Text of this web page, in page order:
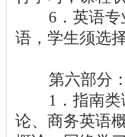
6．英语专业
语，学生须选
第六部分
1．指南类课
论、商务英语